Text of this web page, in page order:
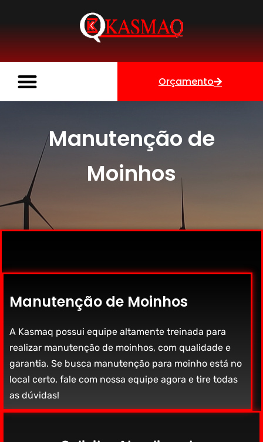
Orçamento
Manutenção de
Moinhos
Manutenção de Moinhos
A Kasmaq possui equipe altamente treinada para
realizar manutenção de moinhos, com qualidade e
garantia. Se busca manutenção para moinho está no
local certo, fale com nossa equipe agora e tire todas
as dúvidas!